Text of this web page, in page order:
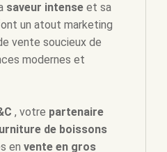
saveur intense et sa
un atout marketing
vente soucieux de
modernes et
, votre partenaire
de boissons
en vente en gros